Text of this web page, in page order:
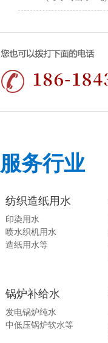
服务行业
纺织造纸用水
印染用水
喷水织机用水
造纸用水等
锅炉补给水
发电锅炉纯水
中低压锅炉软水等